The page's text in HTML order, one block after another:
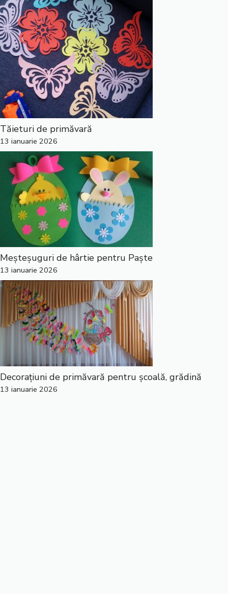
Tăieturi de primăvară
13 ianuarie 2026
Meșteșuguri de hârtie pentru Paște
13 ianuarie 2026
Decorațiuni de primăvară pentru școală, grădină
13 ianuarie 2026